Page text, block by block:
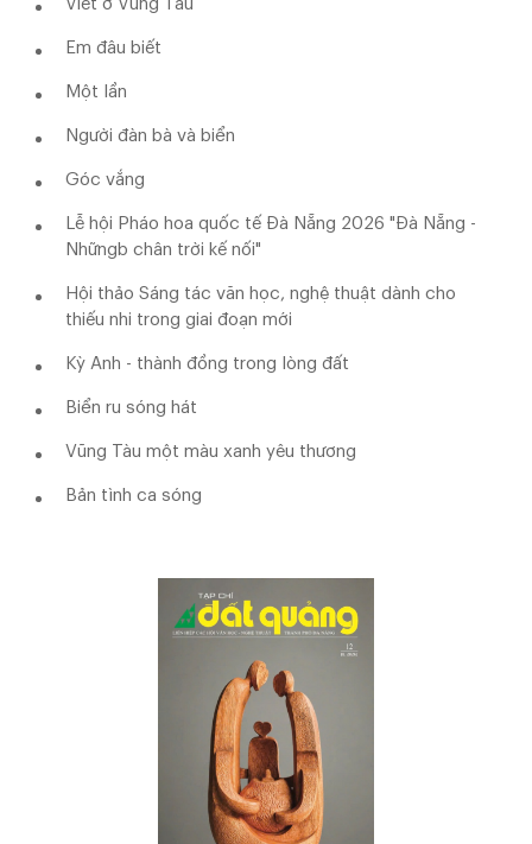
Viết ở Vũng Tàu
Em đâu biết
Một lần
Người đàn bà và biển
Góc vắng
Lễ hội Pháo hoa quốc tế Đà Nẵng 2026 "Đà Nẵng -
Nhữngb chân trời kế nối"
Hội thảo Sáng tác văn học, nghệ thuật dành cho
thiếu nhi trong giai đoạn mới
Kỳ Anh - thành đồng trong lòng đất
Biển ru sóng hát
Vũng Tàu một màu xanh yêu thương
Bản tình ca sóng